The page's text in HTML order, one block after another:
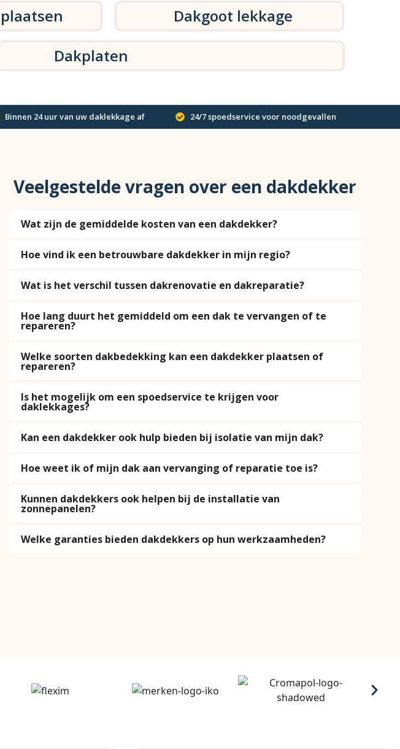
Dakgoot lekkage
Dakplaten
Binnen 24 uur van uw daklekkage af 24/7 spoedservice voor noodgevallen
Veelgestelde vragen over een dakdekker
Wat zijn de gemiddelde kosten van een dakdekker?
Hoe vind ik een betrouwbare dakdekker in mijn regio?
Wat is het verschil tussen dakrenovatie en dakreparatie?
Hoe lang duurt het gemiddeld om een dak te vervangen of te
repareren?
Welke soorten dakbedekking kan een dakdekker plaatsen of
repareren?
Is het mogelijk om een spoedservice te krijgen voor
daklekkages?
Kan een dakdekker ook hulp bieden bij isolatie van mijn dak?
Hoe weet ik of mijn dak aan vervanging of reparatie toe is?
Kunnen dakdekkers ook helpen bij de installatie van
zonnepanelen?
Welke garanties bieden dakdekkers op hun werkzaamheden?